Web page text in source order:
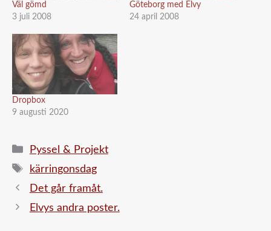
Väl gömd
3 juli 2008
Göteborg med Elvy
24 april 2008
Dropbox
9 augusti 2020
Kategorier
Pyssel & Projekt
Etiketter
kärringonsdag
Det går framåt.
Elvys andra poster.